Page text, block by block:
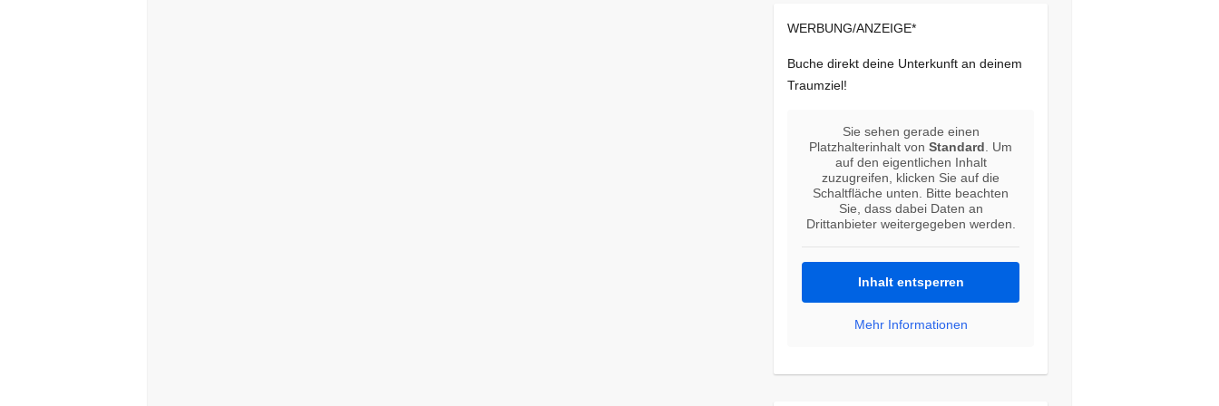
WERBUNG/ANZEIGE*
Buche direkt deine Unterkunft an deinem
Traumziel!
Sie sehen gerade einen
Platzhalterinhalt vonStandard . Um
auf den eigentlichen Inhalt
zuzugreifen, klicken Sie auf die
Schaltfläche unten. Bitte beachten
Sie, dass dabei Daten an
Drittanbieter weitergegeben werden.
Inhalt entsperren
Mehr Informationen